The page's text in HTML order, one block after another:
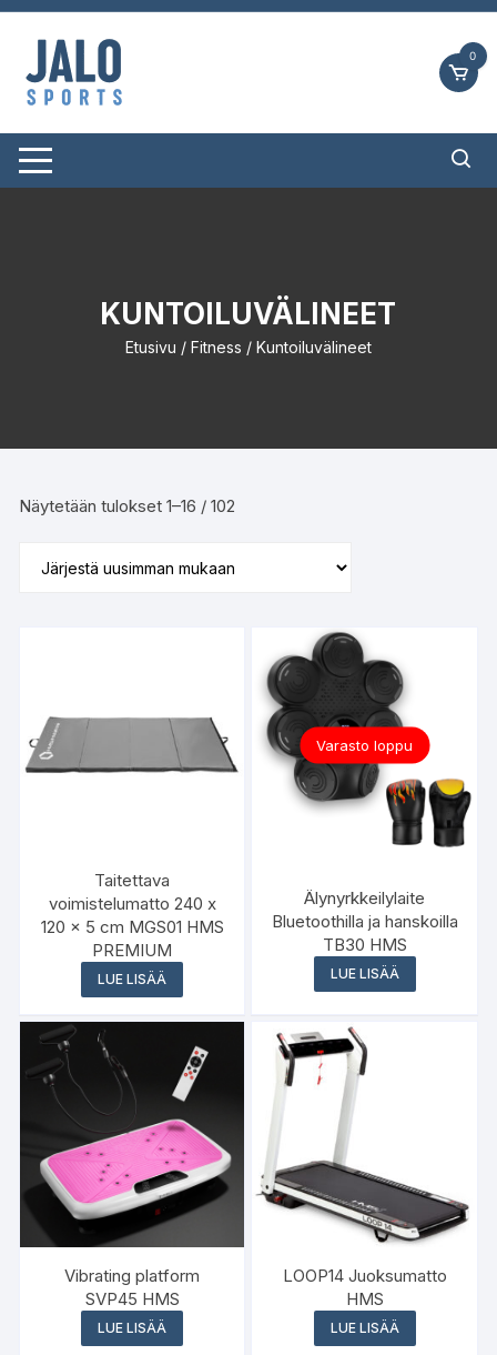
Siirry
suoraan
sisältöön
0
KUNTOILUVÄLINEET
Etusivu / Fitness / Kuntoiluvälineet
Näytetään tulokset 1–16 / 102
Taitettava
voimistelumatto 240 x
120 x 5 cm MGS01 HMS
PREMIUM
LUE LISÄÄ
Varasto loppu
Älynyrkkeilylaite
Bluetoothilla ja hanskoilla
TB30 HMS
LUE LISÄÄ
Vibrating platform
SVP45 HMS
LUE LISÄÄ
LOOP14 Juoksumatto
HMS
LUE LISÄÄ